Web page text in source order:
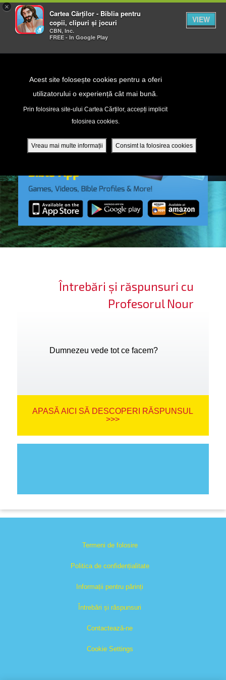
×
Cartea Cărților - Biblia pentru
copii, clipuri și jocuri
CBN, Inc.
FREE - In Google Play
VIEW
Acest site folosește cookies pentru a oferi
utilizatorului o experiență cât mai bună.
Prin folosirea site-ului Cartea Cărților, accepți implicit
folosirea cookies.
Vreau mai multe informații Consimt la folosirea cookies
DVD - Sezoane 1-4
mobilă
te
Întrebări și răspunsuri cu
Profesorul Nour
Dumnezeu vede tot ce facem?
APASĂ AICI SĂ DESCOPERI RĂSPUNSUL
>>>
Termeni de folosire
Politica de confidențialitate
Informații pentru părinți
Întrebări și răspunsuri
Contactează-ne
Cookie Settings